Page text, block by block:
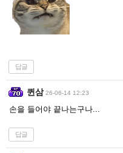
답글
퀸삼 26-06-14 12:23
손을 들어야 끝나는구나...
답글